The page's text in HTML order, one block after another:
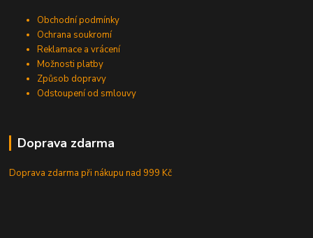
Obchodní podmínky
Ochrana soukromí
Reklamace a vrácení
Možnosti platby
Způsob dopravy
Odstoupení od smlouvy
Doprava zdarma
Doprava zdarma při nákupunad 999 Kč